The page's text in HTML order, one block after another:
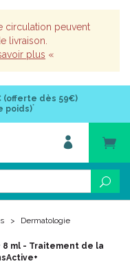
circulation peuvent
livraison.
plus «
(offerte dès 59€)
poids)*
Dermatologie
8 ml - Traitement de la